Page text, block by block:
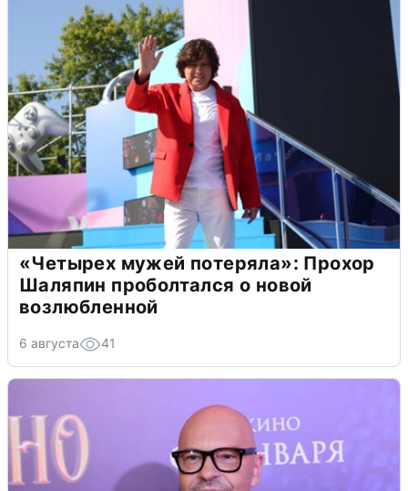
«Четырех мужей потеряла»: Прохор
Шаляпин проболтался о новой
возлюбленной
6 августа 41